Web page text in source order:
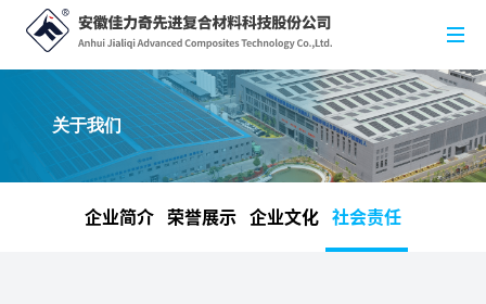
关于我们
企业简介 荣誉展示 企业文化 社会责任